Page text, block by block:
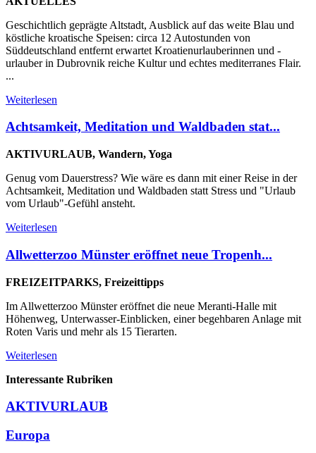
Geschichtlich geprägte Altstadt, Ausblick auf das weite Blau und
köstliche kroatische Speisen: circa 12 Autostunden von
Süddeutschland entfernt erwartet Kroatienurlauberinnen und -
urlauber in Dubrovnik reiche Kultur und echtes mediterranes Flair.
...
Weiterlesen
Achtsamkeit, Meditation und Waldbaden stat...
AKTIVURLAUB, Wandern, Yoga
Genug vom Dauerstress? Wie wäre es dann mit einer Reise in der
Achtsamkeit, Meditation und Waldbaden statt Stress und "Urlaub
vom Urlaub"-Gefühl ansteht.
Weiterlesen
Allwetterzoo Münster eröffnet neue Tropenh...
FREIZEITPARKS, Freizeittipps
Im Allwetterzoo Münster eröffnet die neue Meranti-Halle mit
Höhenweg, Unterwasser-Einblicken, einer begehbaren Anlage mit
Roten Varis und mehr als 15 Tierarten.
Weiterlesen
Interessante Rubriken
AKTIVURLAUB
Europa